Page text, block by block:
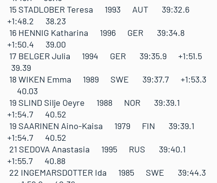
15 STADLOBER Teresa 1993 AUT 39:32.6
+1:48.2 38.23
16 HENNIG Katharina 1996 GER 39:34.8
+1:50.4 39.00
17 BELGER Julia 1994 GER 39:35.9 +1:51.5
39.39
18 WIKEN Emma 1989 SWE 39:37.7 +1:53.3
40.03
19 SLIND Silje Oeyre 1988 NOR 39:39.1
+1:54.7 40.52
19 SAARINEN Aino-Kaisa 1979 FIN 39:39.1
+1:54.7 40.52
21 SEDOVA Anastasia 1995 RUS 39:40.1
+1:55.7 40.88
22 INGEMARSDOTTER Ida 1985 SWE 39:44.3